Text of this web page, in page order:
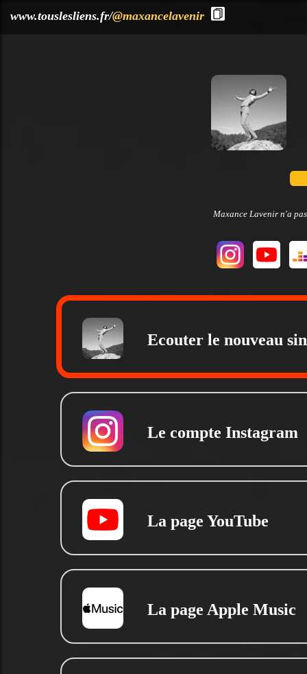
www.touslesliens.fr/@maxancelavenir
Maxance Lavenir n'a
Ecouter le nouveau
Le compte Instagram
La page YouTube
La page Apple Music